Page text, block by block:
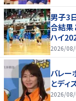
男子3
合結果
ハイ
2026/
バレー
とデ
2026/